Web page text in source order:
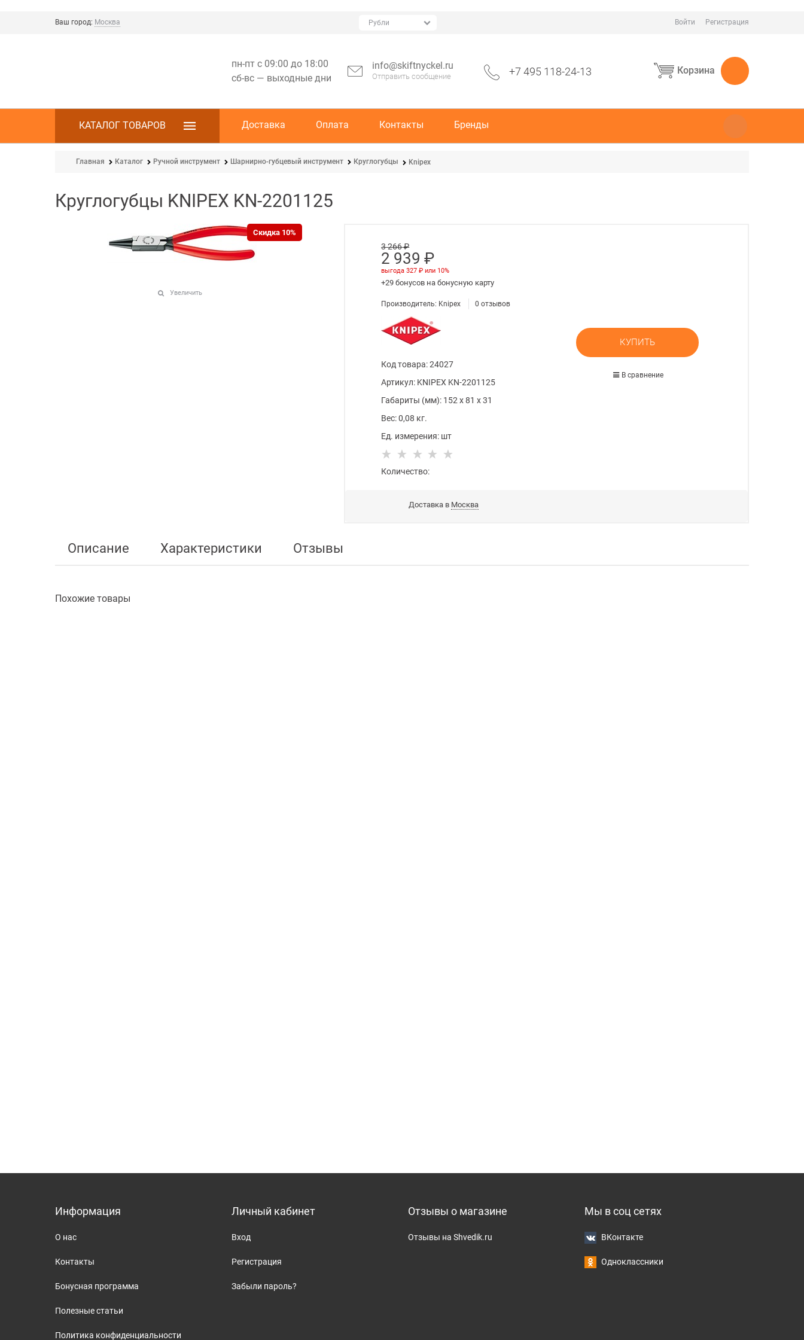
Ваш город: Москва Войти Регистрация
пн-пт с 09:00 до 18:00
сб-вс — выходные дни
info@skiftnyckel.ru
Отправить сообщение +7 495 118-24-13 Корзина
КАТАЛОГ ТОВАРОВ Доставка Оплата Контакты Бренды
Главная Каталог Ручной инструмент Шарнирно-губцевый инструмент Круглогубцы Knipex
Круглогубцы KNIPEX KN-2201125
Скидка 10%
Увеличить
3 266 ₽
2 939 ₽
выгода327 ₽ или 10%
+29 бонусов на бонусную карту
Производитель: Knipex 0отзывов
Код товара: 24027
Артикул: KNIPEX KN-2201125
Габариты (мм): 152 x81 x31
Вес: 0,08 кг.
Ед. измерения: шт
Количество:
КУПИТЬ
В сравнение
Доставка в Москва
Описание Характеристики Отзывы
Похожие товары
Информация
О нас
Контакты
Бонусная программа
Полезные статьи
Политика конфиденциальности
Личный кабинет
Вход
Регистрация
Забыли пароль?
Отзывы о магазине
Отзывы на Shvedik.ru
Мы в соц сетях
ВКонтакте
Одноклассники